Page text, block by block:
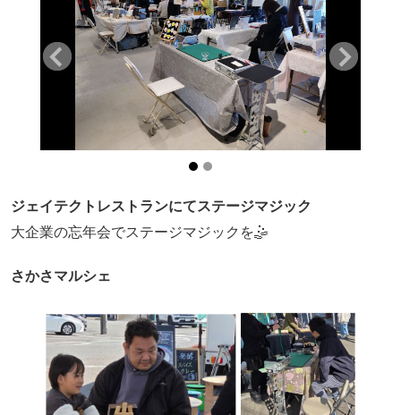
ジェイテクトレストランにてステージマジック
大企業の忘年会でステージマジックを🤹
さかさマルシェ